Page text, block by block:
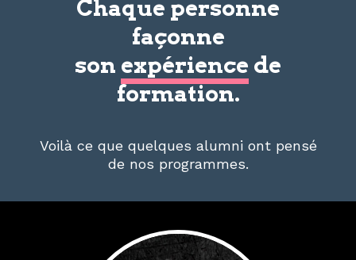
Chaque personne
façonne
son expérience de
formation.
Voilà ce que quelques alumni ont pensé
de nos programmes.